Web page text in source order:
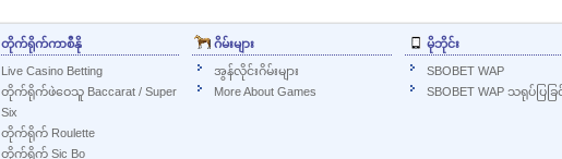
တိုက်ရိုက်ကာစီနို
Live Casino Betting
တိုက်ရိုက်ဖဲဝေသူ Baccarat / Super
Six
တိုက်ရိုက် Roulette
တိုက်ရိုက် Sic Bo
ဂိမ်းများ
အွန်လိုင်းဂိမ်းများ
More About Games
မိုဘိုင်း
SBOBET WAP
SBOBET WAP သရုပ်ပြခြ